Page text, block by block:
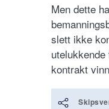
Men dette
slett ikke
kontrakt